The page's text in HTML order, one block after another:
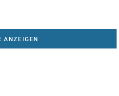
ANZEIGEN